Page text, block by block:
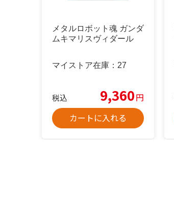
メタルロボット魂 ガンダ
ムキマリスヴィダール
マイストア在庫： 27
税込 9,360円
カートに入れる